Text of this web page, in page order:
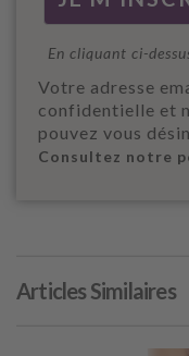
En cliquant ci-
Votre adresse
confidentielle et
pouvez vous
Consultez notre
Articles Similaires